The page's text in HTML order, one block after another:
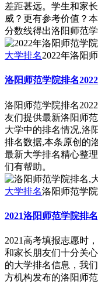
差距甚远。学生和家
威？更有参考价值？
分数线得出洛阳师范
大学排名2022年洛阳
洛阳师范学院排名
洛阳师范学院排名
友们提供最新洛阳师
大学中的排名情况,洛
排名数据,本条原创的
最新大学排名精心整
们有帮助。
大学排名洛阳师范学
2021洛阳师范学院排
2021高考填报志愿时
和家长朋友们十分关
的大学排名信息，我
方机构发布的洛阳师